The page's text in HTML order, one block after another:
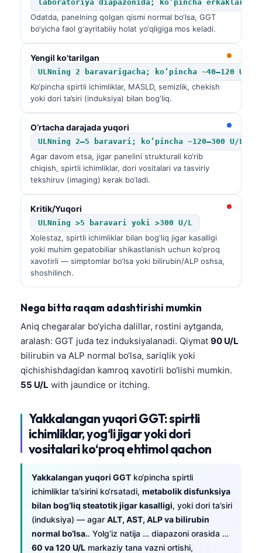
laboratoriya diapazonida; ko‘pincha erkaklarda
Odatda, panelning qolgan qismi normal bo‘lsa, GGT
bo‘yicha faol g‘ayritabiiy holat yo‘qligiga mos keladi.
Yengil ko'tarilgan
ULNning 2 baravarigacha; ko‘pincha ~40–120 U/L
Ko‘pincha spirtli ichimliklar, MASLD, semizlik, chekish
yoki dori ta’siri (induksiya) bilan bog‘liq.
O‘rtacha darajada yuqori
ULNning 2–5 baravari; ko‘pincha ~120–300 U/L
Agar davom etsa, jigar panelini strukturali ko‘rib
chiqish, spirtli ichimliklar, dori vositalari va tasviriy
tekshiruv (imaging) kerak bo‘ladi.
Kritik/Yuqori
ULNning >5 baravari yoki >300 U/L
Xolestaz, spirtli ichimliklar bilan bog‘liq jigar kasalligi
yoki muhim gepatobiliar shikastlanish uchun ko‘proq
xavotirli — simptomlar bo‘lsa yoki bilirubin/ALP oshsa,
shoshilinch.
Nega bitta raqam adashtirishi mumkin
Aniq chegaralar bo‘yicha dalillar, rostini aytganda,
aralash: GGT juda tez induksiyalanadi. Qiymat 90 U/L
bilirubin va ALP normal bo‘lsa, sariqlik yoki
qichishishdagidan kamroq xavotirli bo‘lishi mumkin.
55 U/L with jaundice or itching.
Yakkalangan yuqori GGT: spirtli
ichimliklar, yog‘li jigar yoki dori
vositalari ko‘proq ehtimol qachon
Yakkalangan yuqori GGT ko‘pincha spirtli
ichimliklar ta’sirini ko‘rsatadi, metabolik disfunksiya
bilan bog‘liq steatotik jigar kasalligi, yoki dori ta’siri
(induksiya) — agar ALT, AST, ALP va bilirubin
normal bo‘lsa.. Yolg‘iz natija … diapazoni orasida …
60 va 120 U/L markaziy tana vazni ortishi,